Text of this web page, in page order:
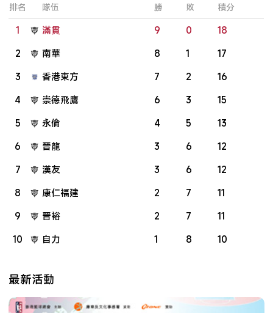
排名 隊伍 勝 敗 積分
1 滿貫 9 0
18
2
南華 8 1
17
3
香港東方 7 2
16
4
崇德飛鷹 6 3
15
5
永倫 4 5
13
6
晉龍 3 6
12
7
漢友 3 6
12
8
康仁福建 2 7
11
9
晉裕 2 7
11
10
自力 1 8 10
最新活動